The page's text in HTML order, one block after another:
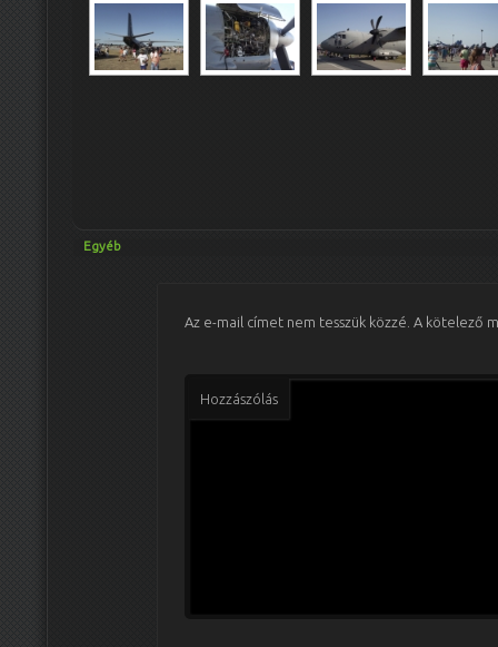
Egyéb
Az e-mail címet nem tesszük közzé. A kötelező
Hozzászólás